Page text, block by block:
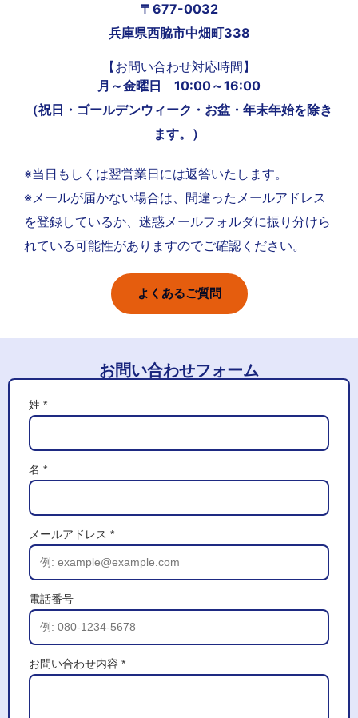
〒677-0032
兵庫県西脇市中畑町338
【お問い合わせ対応時間】
月～金曜日 10:00～16:00
（祝日・ゴールデンウィーク・お盆・年末年始を除き
ます。）
※当日もしくは翌営業日には返答いたします。
※メールが届かない場合は、間違ったメールアドレス
を登録しているか、迷惑メールフォルダに振り分けら
れている可能性がありますのでご確認ください。
よくあるご質問
お問い合わせフォーム
姓 *
名 *
メールアドレス *
電話番号
お問い合わせ内容 *